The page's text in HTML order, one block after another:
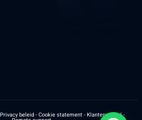
Privacy beleid-Cookie statement- Klantenpaneel-